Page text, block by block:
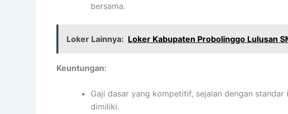
bersama.
Loker Lainnya: Loker Kabupaten Probolinggo Lulusan
Keuntungan:
Gaji dasar yang kompetitif, sejalan dengan
dimiliki.